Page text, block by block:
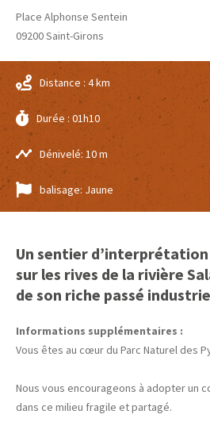
Place Alphonse Sentein
09200Saint-Girons
Distance : 4 km
Durée : 01h10
Dénivelé: 10 m
balisage: Jaune
Un sentier
sur les rives de la rivière
de son riche passé
Informations supplémentaires :
Vous êtes au cœur du Parc Naturel des
Nous vous encourageons à adopter un
dans ce milieu fragile et partagé.